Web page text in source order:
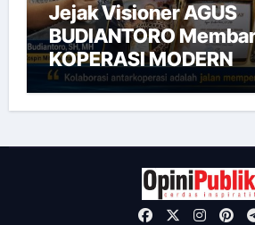
Jejak Visioner AGUS
BUDIANTORO
KOPERASI MODERN